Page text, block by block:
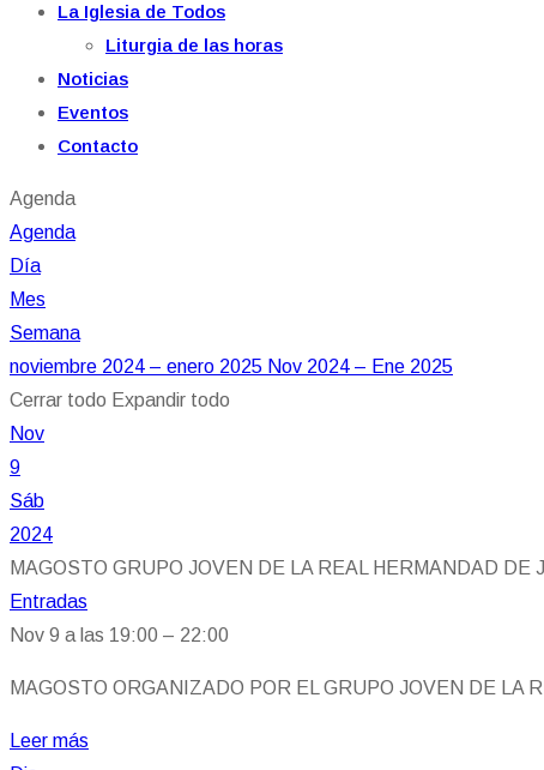
La Iglesia de Todos
Liturgia de las horas
Noticias
Eventos
Contacto
Agenda
Agenda
Día
Mes
Semana
noviembre 2024 – enero 2025 Nov 2024 – Ene 2025
Cerrar todo Expandir todo
Nov
9
Sáb
2024
MAGOSTO GRUPO JOVEN DE LA REAL HERMANDAD DE
Entradas
Nov 9 a las 19:00 – 22:00
MAGOSTO ORGANIZADO POR EL GRUPO JOVEN DE LA
Leer más